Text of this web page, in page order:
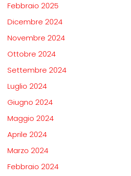
Febbraio 2025
Dicembre 2024
Novembre 2024
Ottobre 2024
Settembre 2024
Luglio 2024
Giugno 2024
Maggio 2024
Aprile 2024
Marzo 2024
Febbraio 2024